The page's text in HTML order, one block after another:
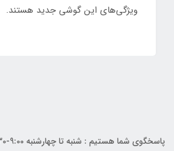
ویژگی‌‌های این گوشی جدید هستند.
پاسخگوی شما هستیم : شنبه تا چهارشنبه 9:00-17:30 . پنج شنبه 9:00-14:00